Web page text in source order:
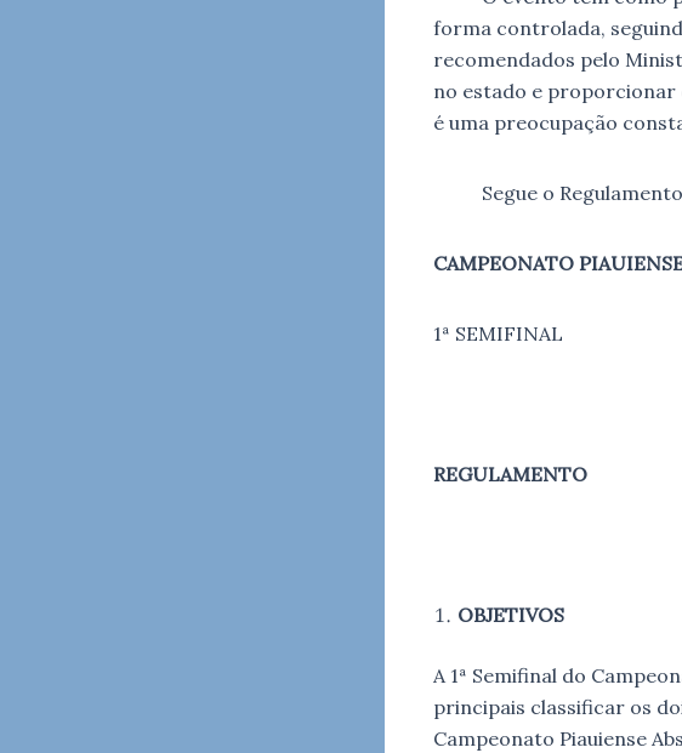
forma controlada,
recomendados pelo
no estado e proporcionar
é uma preocupação
Segue o
CAMPEONATO
1ª SEMIFINAL
REGULAMENTO
OBJETIVOS
A 1ª Semifinal do
principais classificar os
Campeonato Piauiense